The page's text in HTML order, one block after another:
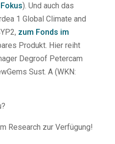
). Und auch das
1 Global Climate and
zum Fonds im
Produkt. Hier reiht
Degroof Petercam
Sust. A (WKN:
Research zur Verfügung!